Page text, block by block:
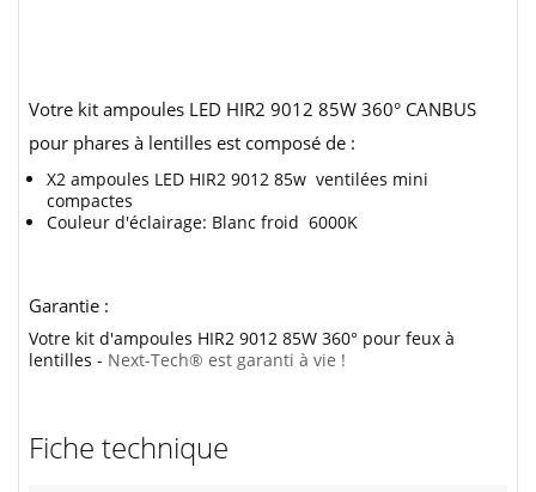
Votre kit ampoules LED HIR2 9012 85W 360° CANBUS
pour phares à lentilles est composé de :
X2 ampoules LED HIR2 9012 85w ventilées mini
compactes
Couleur d'éclairage: Blanc froid 6000K
Garantie :
Votre kit d'ampoules HIR2 9012 85W 360° pour feux à
lentilles - Next-Tech® est garanti à vie !
Fiche technique